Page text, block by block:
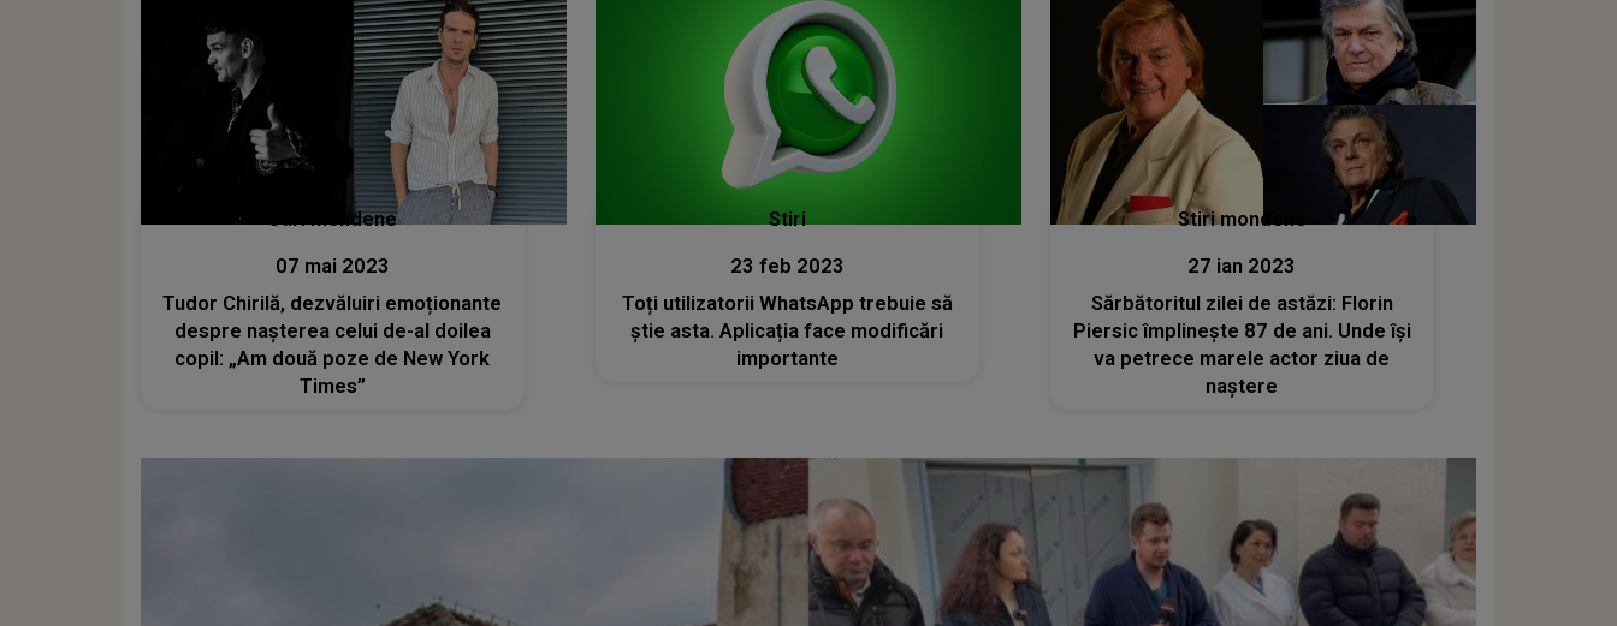
Stiri mondene
07 mai 2023
Tudor Chirilă, dezvăluiri emoționante
despre nașterea celui de-al doilea
copil: „Am două poze de New York
Times”
Stiri
23 feb 2023
Toți utilizatorii WhatsApp trebuie să
știe asta. Aplicația face modificări
importante
Stiri mondene
27 ian 2023
Sărbătoritul zilei de astăzi: Florin
Piersic împlinește 87 de ani. Unde își
va petrece marele actor ziua de
naștere